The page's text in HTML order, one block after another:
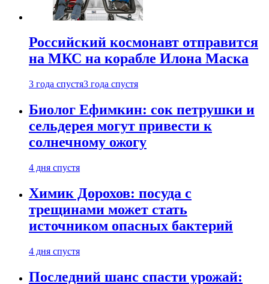
Российский космонавт отправится
на МКС на корабле Илона Маска
3 года спустя3 года спустя
Биолог Ефимкин: сок петрушки и
сельдерея могут привести к
солнечному ожогу
4 дня спустя
Химик Дорохов: посуда с
трещинами может стать
источником опасных бактерий
4 дня спустя
Последний шанс спасти урожай: